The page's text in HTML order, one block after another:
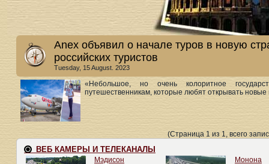
Anex объявил о начале туров в новую
российских туристов
Tuesday, 15 August. 2023
«Небольшое, но очень колоритное
путешественникам, которые любят открывать новые
(Страница 1 из 1, всего